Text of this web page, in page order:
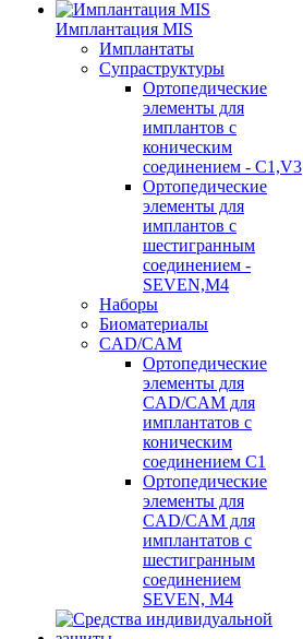
Имплантация MIS
Имплантаты
Супраструктуры
Ортопедические
элементы для
имплантов с
коническим
соединением - C1,V3
Ортопедические
элементы для
имплантов с
шестигранным
соединением -
SEVEN,M4
Наборы
Биоматериалы
CAD/CAM
Ортопедические
элементы для
CAD/CAM для
имплантатов с
коническим
соединением С1
Ортопедические
элементы для
CAD/CAM для
имплантатов с
шестигранным
соединением
SEVEN, М4